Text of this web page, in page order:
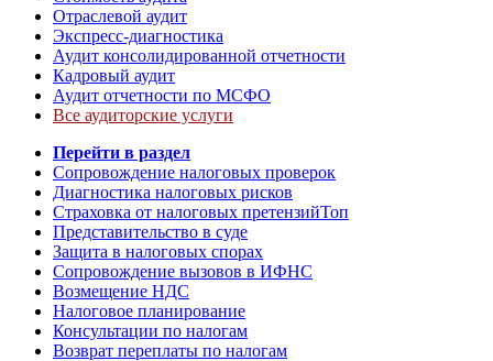
Отраслевой аудит
Экспресс-диагностика
Аудит консолидированной отчетности
Кадровый аудит
Аудит отчетности по МСФО
Все аудиторские услуги
Перейти в раздел
Сопровождение налоговых проверок
Диагностика налоговых рисков
Страховка от налоговых претензийТоп
Представительство в суде
Защита в налоговых спорах
Сопровождение вызовов в ИФНС
Возмещение НДС
Налоговое планирование
Консультации по налогам
Возврат переплаты по налогам